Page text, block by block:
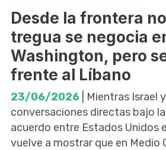
Desde la frontera
tregua se negocia
Washington, pero
frente al Líbano
23/06/2026 | Mientras Israel
conversaciones directas bajo
acuerdo entre Estados Unidos
vuelve a mostrar que en Medio